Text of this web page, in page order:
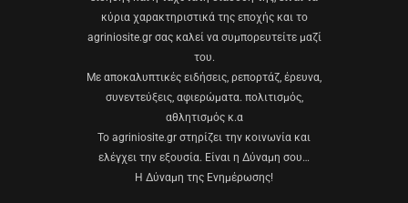
κύρια χαρακτηριστικά της εποχής και το
agriniosite.gr σας καλεί να συμπορευτείτε μαζί
του.
Με αποκαλυπτικές ειδήσεις, ρεπορτάζ, έρευνα,
συνεντεύξεις, αφιερώματα. πολιτισμός,
αθλητισμός κ.α
Το agriniosite.gr στηρίζει την κοινωνία και
ελέγχει την εξουσία. Είναι η Δύναμη σου…
Η Δύναμη της Ενημέρωσης!